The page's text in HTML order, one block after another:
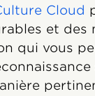
Cloud
et des
qui vous